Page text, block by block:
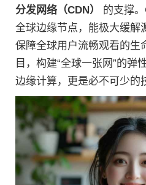
分发网络（CDN）
的支撑
全球边缘节点，能极大缓解
保障全球用户流畅观看的生
目，构建“全球一张网”的弹
边缘计算，更是必不可少的